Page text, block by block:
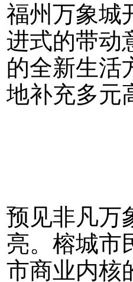
福州万象城
进式的带动
的全新生活
地补充多元
预见非凡万
亮。榕城市
市商业内核